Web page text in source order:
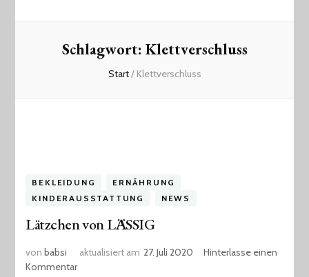
Schlagwort: Klettverschluss
Start/ Klettverschluss
BEKLEIDUNG
ERNÄHRUNG
KINDERAUSSTATTUNG
NEWS
Lätzchen von LÄSSIG
vonbabsi aktualisiert am 27. Juli 2020
Hinterlasse einen
Kommentarzu